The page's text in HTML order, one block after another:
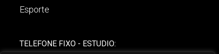
Esporte
TELEFONE FIXO - ESTUDIO: